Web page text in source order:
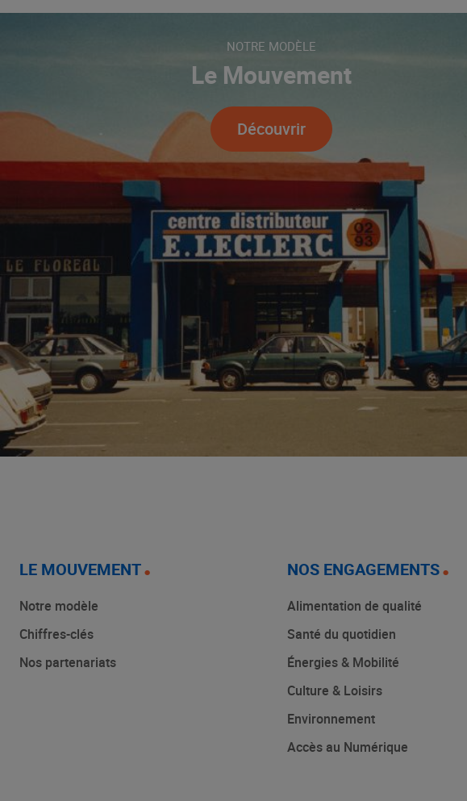
NOTRE MODÈLE
Le Mouvement
Découvrir
LE MOUVEMENT
Notre modèle
Chiffres-clés
Nos partenariats
NOS ENGAGEMENTS
Alimentation de qualité
Santé du quotidien
Énergies & Mobilité
Culture & Loisirs
Environnement
Accès au Numérique